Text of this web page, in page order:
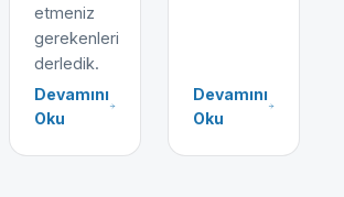
etmeniz
gerekenleri
derledik.
Devamını
Oku
Devamını
Oku